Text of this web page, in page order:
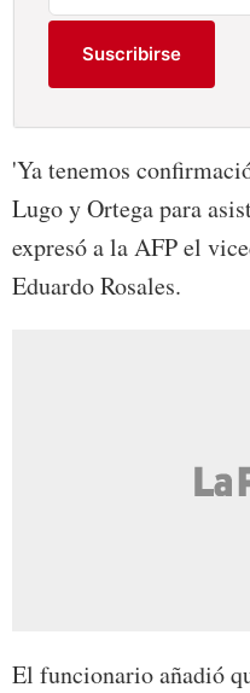
Suscribirse
'Ya tenemos
Lugo y Ortega para
expresó a la AFP el
Eduardo Rosales.
El funcionario añadió